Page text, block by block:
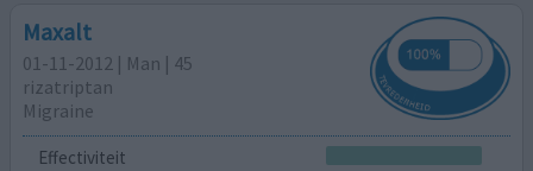
Maxalt
01-11-2012 | Man | 45
rizatriptan
Migraine
Effectiviteit